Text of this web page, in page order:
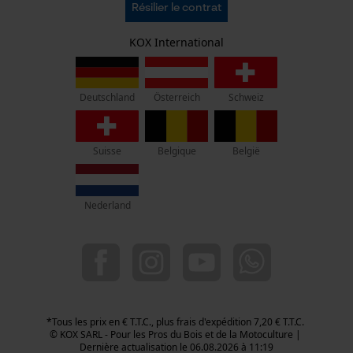
Pour les Pros du Bois et de la Motoculture
3 Rue Alexandre Volta
67450 Mundolsheim
Pas de magasin !
Adresse de retour:
Oregon Tool GmbH
Beim Erlenwäldchen 14/2
71522 Backnang
info-fr@kox.eu
Politique de confidentialitéRésilier le contrat
KOX International
Deutschland Österreich Schweiz
Suisse Belgique België
Nederland
*Tous les prix en € T.T.C., plus frais d'expédition 7,20 € T.T.C.
© KOX SARL - Pour les Pros du Bois et de la Motoculture |
Dernière actualisation le 06.08.2026 à 11:19